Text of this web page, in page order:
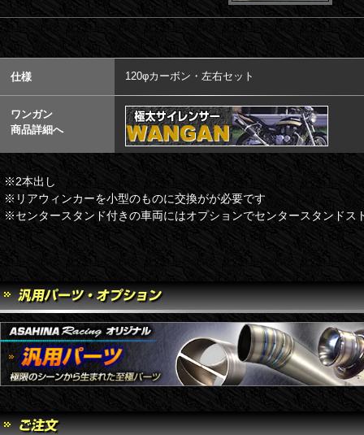
仕様 120φカーボン・左右セット
ワンガン
商品詳細へ
※2本出し
※リアウィンカーを小型のものに交換がが必要です
※センタースタンド付きの車両にはオプションでセンタースタンドス